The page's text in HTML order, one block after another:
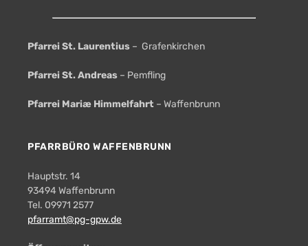
Pfarrei St. Laurentius – Grafenkirchen
Pfarrei St. Andreas – Pemfling
Pfarrei Mariæ Himmelfahrt – Waffenbrunn
PFARRBÜRO WAFFENBRUNN
Hauptstr. 14
93494 Waffenbrunn
Tel. 09971 2577
pfarramt@pg-gpw.de